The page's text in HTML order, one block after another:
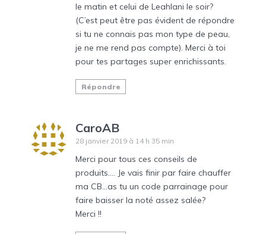
le matin et celui de Leahlani le soir?
(C’est peut être pas évident de répondre
si tu ne connais pas mon type de peau,
je ne me rend pas compte). Merci à toi
pour tes partages super enrichissants.
Répondre
CaroAB
28 janvier 2019 à 14 h 35 min
Merci pour tous ces conseils de
produits…. Je vais finir par faire chauffer
ma CB…as tu un code parrainage pour
faire baisser la noté assez salée?
Merci !!